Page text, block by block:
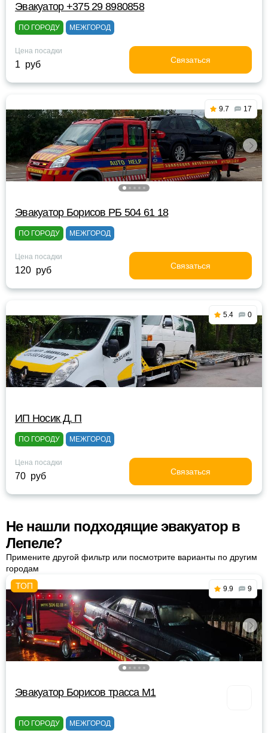
Эвакуатор +375 29 8980858
ПО ГОРОДУ МЕЖГОРОД
Цена посадки
1 руб Связаться
9.7 17
Эвакуатор Борисов РБ 504 61 18
ПО ГОРОДУ МЕЖГОРОД
Цена посадки
120 руб Связаться
5.4 0
ИП Носик Д. П
ПО ГОРОДУ МЕЖГОРОД
Цена посадки
70 руб Связаться
Не нашли подходящие эвакуатор в
Лепеле?
Примените другой фильтр или посмотрите варианты по другим
городам
9.9 9
Эвакуатор Борисов трасса М1
ПО ГОРОДУ МЕЖГОРОД